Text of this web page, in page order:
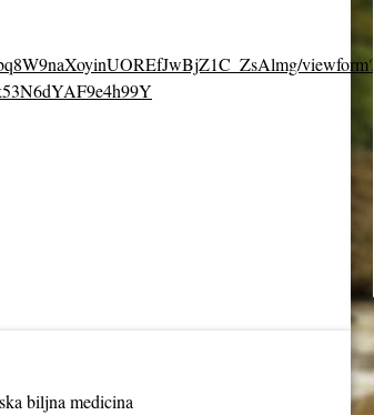
viewform?
biljna medicina